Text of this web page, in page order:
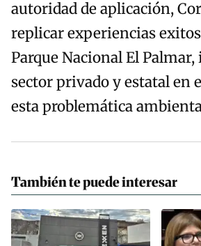
autoridad de aplicación,
replicar experiencias
Parque Nacional El
sector privado y estatal en
esta problemática
También te puede interesar